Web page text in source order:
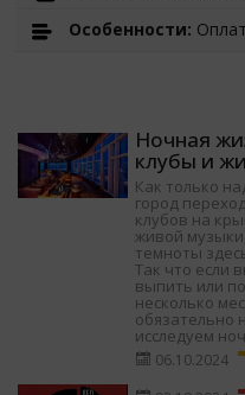
Особенности:
Ночная
клубы и
Как только
город
клубов на
живой музыки
темноты
Так что если
выпить или
несколько
обязательно
исследуем
06.10.2024